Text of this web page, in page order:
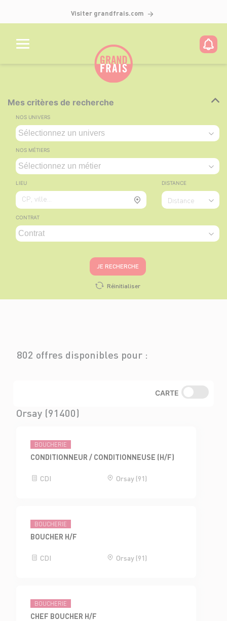
Visiter grandfrais.com
Mes critères de recherche
NOS UNIVERS
NOS MÉTIERS
LIEU
CP, ville...
DISTANCE
Distance
CONTRAT
JE RECHERCHE
Réinitialiser
802 offres disponibles pour :
CARTE
Orsay (91400)
BOUCHERIE
CONDITIONNEUR / CONDITIONNEUSE (H/F)
CDI Orsay (91)
BOUCHERIE
BOUCHER H/F
CDI Orsay (91)
BOUCHERIE
CHEF BOUCHER H/F